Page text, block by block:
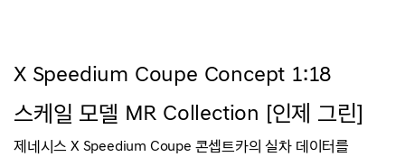
X Speedium Coupe Concept 1:18
스케일 모델 MR Collection [인제 그린]
제네시스 X Speedium Coupe 콘셉트카의 실차 데이터를